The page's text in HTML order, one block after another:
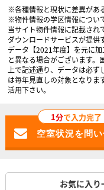
※各種情報と現状に差異があ
※物件情報の学区情報につい
当サイト物件情報に記載され
ダウンロードサービスが提
データ【2021年度】を元に
と異なる場合がございます。
上で記述通り、データは必
は毎年見直しの対象となりま
活用下さい。
1分で入力完了
お気に入り